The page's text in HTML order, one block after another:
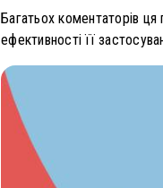
Багатьох коментаторів
ефективності її